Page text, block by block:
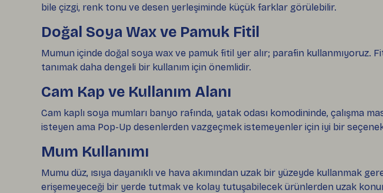
bile çizgi, renk tonu ve desen yerleşiminde küçük farklar görülebilir.
Doğal Soya Wax ve Pamuk Fitil
Mumun içinde doğal soya wax ve pamuk fitil yer alır; parafin kullanmıyoruz.
tanımak daha dengeli bir kullanım için önemlidir.
Cam Kap ve Kullanım Alanı
Cam kaplı soya mumları banyo rafında, yatak odası komodininde, çalışma
isteyen ama Pop-Up desenlerden vazgeçmek istemeyenler için iyi bir
Mum Kullanımı
Mumu düz, ısıya dayanıklı ve hava akımından uzak bir yüzeyde kullanmak
erişemeyeceği bir yerde tutmak ve kolay tutuşabilecek ürünlerden uzak